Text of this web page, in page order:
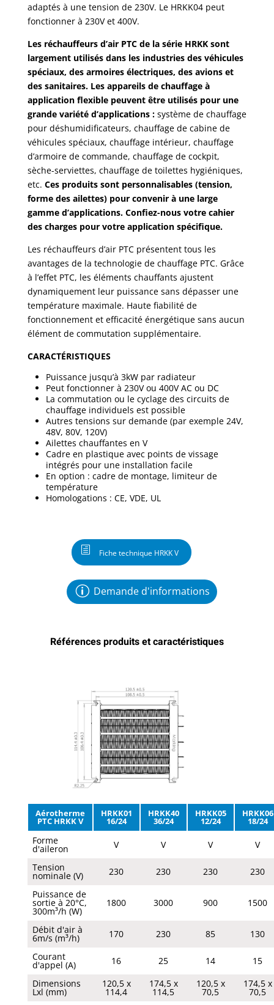
adaptés à une tension de 230V. Le HRKK04 peut
fonctionner à 230V et 400V.
Les réchauffeurs d’air PTC de la série HRKK sont
largement utilisés dans les industries des véhicules
spéciaux, des armoires électriques, des avions et
des sanitaires. Les appareils de chauffage à
application flexible peuvent être utilisés pour une
grande variété d’applications : système de chauffage
pour déshumidificateurs, chauffage de cabine de
véhicules spéciaux, chauffage intérieur, chauffage
d’armoire de commande, chauffage de cockpit,
sèche-serviettes, chauffage de toilettes hygiéniques,
etc. Ces produits sont personnalisables (tension,
forme des ailettes) pour convenir à une large
gamme d’applications. Confiez-nous votre cahier
des charges pour votre application spécifique.
Les réchauffeurs d’air PTC présentent tous les
avantages de la technologie de chauffage PTC. Grâce
à l’effet PTC, les éléments chauffants ajustent
dynamiquement leur puissance sans dépasser une
température maximale. Haute fiabilité de
fonctionnement et efficacité énergétique sans aucun
élément de commutation supplémentaire.
CARACTÉRISTIQUES
Puissance jusqu’à 3kW par radiateur
Peut fonctionner à 230V ou 400V AC ou DC
La commutation ou le cyclage des circuits de
chauffage individuels est possible
Autres tensions sur demande (par exemple 24V,
48V, 80V, 120V)
Ailettes chauffantes en V
Cadre en plastique avec points de vissage
intégrés pour une installation facile
En option : cadre de montage, limiteur de
température
Homologations : CE, VDE, UL
Fiche technique HRKK V
Demande d'informations
Références produits et caractéristiques
Aérotherme
PTC HRKK V
HRKK01
16/24
HRKK40
36/24
HRKK05
12/24
HRKK06
18/24
Forme
d'aileron V V V
V
Tension
nominale (V) 230 230 230
230
Puissance de
sortie à 20°C,
300m³/h (W)
1800 3000 900 1500
Débit d'air à
6m/s (m³/h) 170 230 85
130
Courant
d'appel (A) 16 25 14
15
Dimensions
Lxl (mm)
120,5 x
114,4
174,5 x
114,5
120,5 x
70,5
174,5 x
70,5